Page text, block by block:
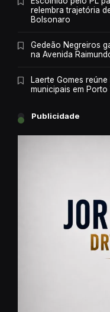
relembra trajetória
Bolsonaro
Gedeão Negreiros
na Avenida
Laerte Gomes
municipais em Porto
Publicidade